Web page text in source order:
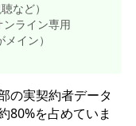
など）
ライン専用
イン）
の実契約者データ
80%を占めていま